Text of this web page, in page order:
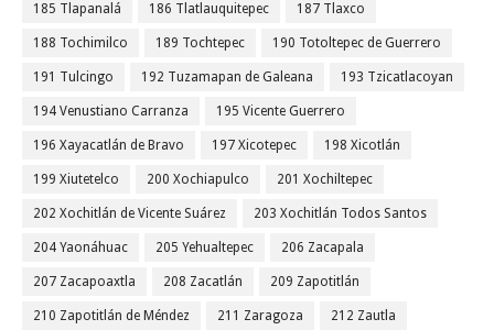
185 Tlapanalá 186 Tlatlauquitepec 187 Tlaxco
188 Tochimilco 189 Tochtepec 190 Totoltepec de Guerrero
191 Tulcingo 192 Tuzamapan de Galeana 193 Tzicatlacoyan
194 Venustiano Carranza 195 Vicente Guerrero
196 Xayacatlán de Bravo 197 Xicotepec 198 Xicotlán
199 Xiutetelco 200 Xochiapulco 201 Xochiltepec
202 Xochitlán de Vicente Suárez 203 Xochitlán Todos Santos
204 Yaonáhuac 205 Yehualtepec 206 Zacapala
207 Zacapoaxtla 208 Zacatlán 209 Zapotitlán
210 Zapotitlán de Méndez 211 Zaragoza 212 Zautla